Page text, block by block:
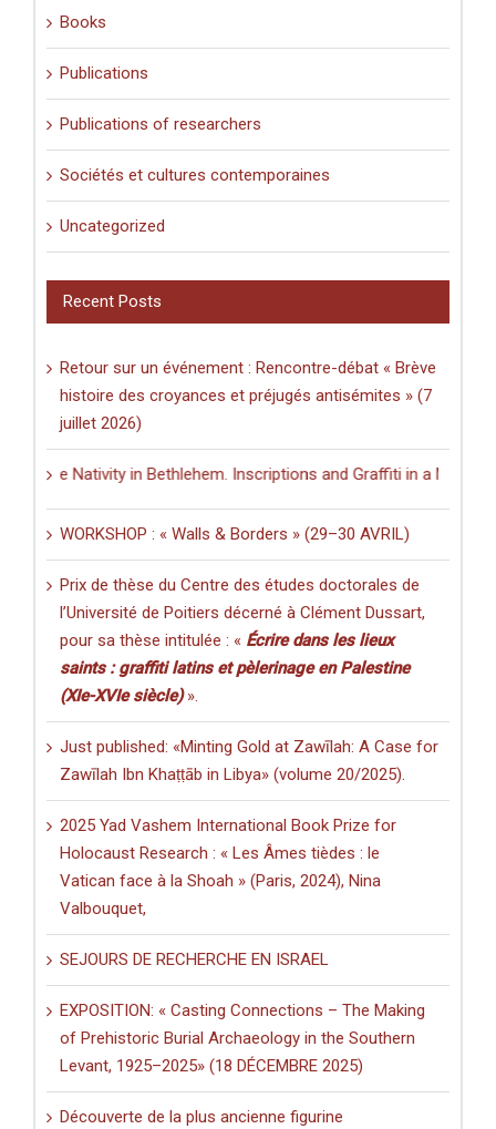
Books
Publications
Publications of researchers
Sociétés et cultures contemporaines
Uncategorized
Recent Posts
Retour sur un événement : Rencontre-débat « Brève
histoire des croyances et préjugés antisémites » (7
juillet 2026)
the Nativity in Bethlehem. Inscriptions and Graffiti in a Multilingual
WORKSHOP : « Walls & Borders » (29–30 AVRIL)
Prix de thèse du Centre des études doctorales de
l’Université de Poitiers décerné à Clément Dussart,
pour sa thèse intitulée : « Écrire dans les lieux
saints : graffiti latins et pèlerinage en Palestine
(XIe-XVIe siècle)».
Just published: «Minting Gold at Zawīlah: A Case for
Zawīlah Ibn Khaṭṭāb in Libya» (volume 20/2025).
2025 Yad Vashem International Book Prize for
Holocaust Research : « Les Âmes tièdes : le
Vatican face à la Shoah » (Paris, 2024), Nina
Valbouquet,
SEJOURS DE RECHERCHE EN ISRAEL
EXPOSITION: « Casting Connections – The Making
of Prehistoric Burial Archaeology in the Southern
Levant, 1925–2025» (18 DÉCEMBRE 2025)
Découverte de la plus ancienne figurine